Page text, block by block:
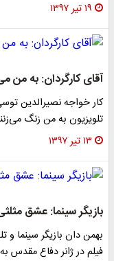
۱۹ تیر ۱۳۹۷
آقای کارگردان: به من
کار خواجه نصیرالدین
تلویزیون به من زنگ
۱۳ تیر ۱۳۹۷
بازیگر سینما: عشق
فیلم در ژانر دفاع مقدس